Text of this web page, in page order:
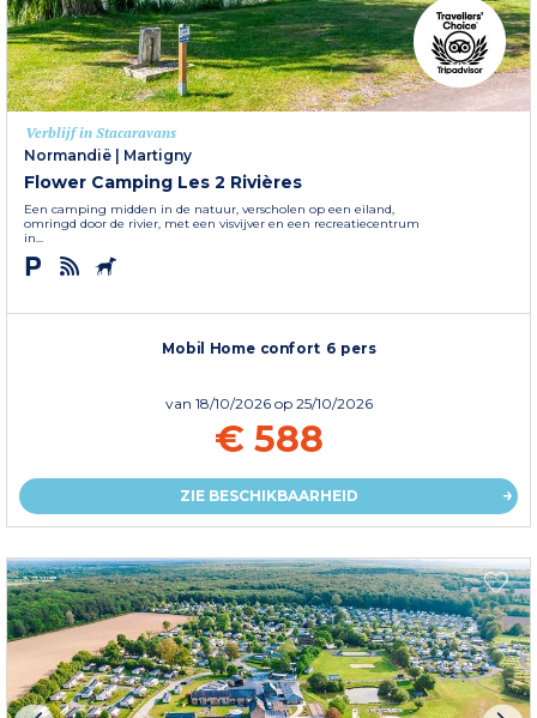
Verblijf in Stacaravans
Normandië
Martigny
Flower Camping Les 2 Rivières
Een camping midden in de natuur, verscholen op een eiland,
omringd door de rivier, met een visvijver en een recreatiecentrum
in...
Mobil Home confort 6 pers
van 18/10/2026 op 25/10/2026
€ 588
ZIE BESCHIKBAARHEID